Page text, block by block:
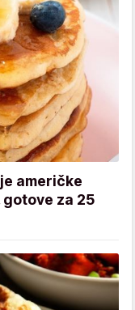
američke
za 25